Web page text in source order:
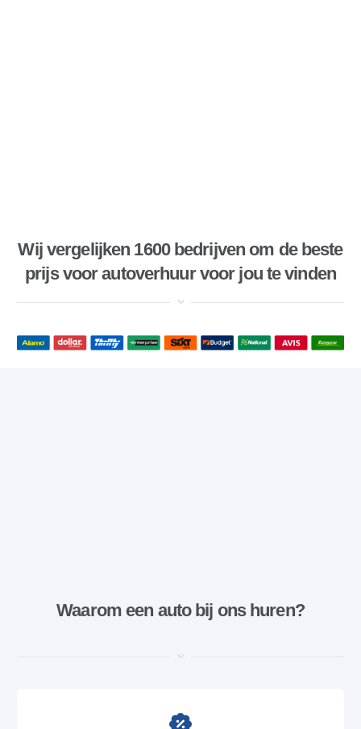
Wij vergelijken 1600 bedrijven om de beste
prijs voor autoverhuur voor jou te vinden
Waarom een ​​auto bij ons huren?